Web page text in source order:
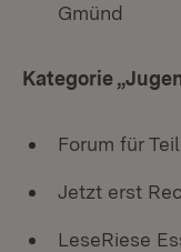
Gmünd
Kategorie
Forum für
Jetzt erst
LeseRiese